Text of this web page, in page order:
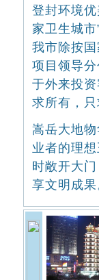
登封环境
家卫生城
我市除按
项目领导
于外来投
求所有，
嵩岳大地
业者的理
时敞开大
享文明成